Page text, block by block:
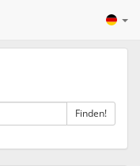
Finden!